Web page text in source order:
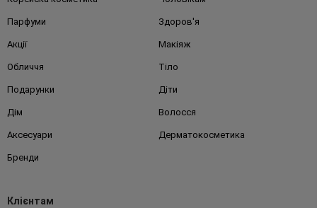
Парфуми Здоров'я
Акції Макіяж
Обличчя Тіло
Подарунки Діти
Дім Волосся
Аксесуари Дерматокосметика
Бренди
Клієнтам